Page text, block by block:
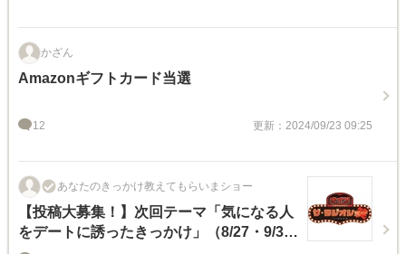
かざん
Amazonギフトカード当選
12 更新：2024/09/23 09:25
あなたのきっかけ教えてもらいまショー
【投稿大募集！】次回テーマ「気になる人
をデートに誘ったきっかけ」（8/27・9/3放